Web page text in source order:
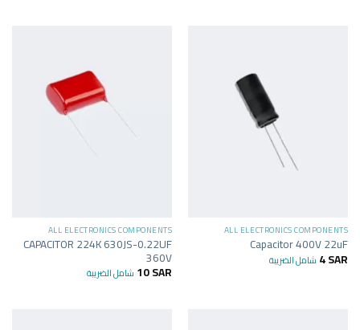
ALL ELECTRONICS COMPONENTS
Capacitor 400V 22uF
4SAR شامل الضريبة
ALL ELECTRONICS COMPONENTS
CAPACITOR 224K 630JS-0.22UF
360V
10SAR شامل الضريبة